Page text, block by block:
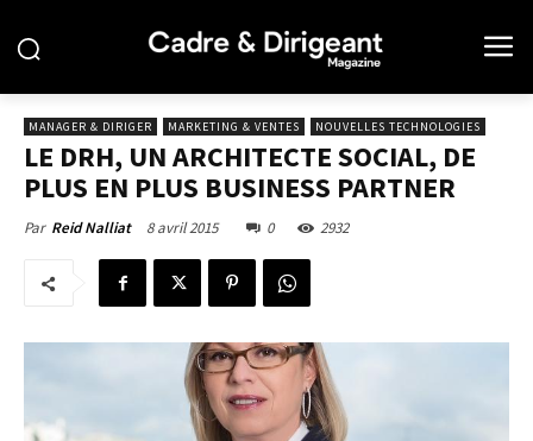
MANAGER & DIRIGER MARKETING & VENTES NOUVELLES TECHNOLOGIES
LE DRH, UN ARCHITECTE SOCIAL, DE
PLUS EN PLUS BUSINESS PARTNER
Par Reid Nalliat 8 avril 2015 0 2932